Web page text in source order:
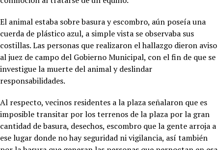
El animal estaba sobre basura y escombro, aún poseía una
cuerda de plástico azul, a simple vista se observaba sus
costillas. Las personas que realizaron el hallazgo dieron aviso
al juez de campo del Gobierno Municipal, con el fin de que se
investigue la muerte del animal y deslindar
responsabilidades.
Al respecto, vecinos residentes a la plaza señalaron que es
imposible transitar por los terrenos de la plaza por la gran
cantidad de basura, desechos, escombro que la gente arroja a
ese lugar donde no hay seguridad ni vigilancia, así también